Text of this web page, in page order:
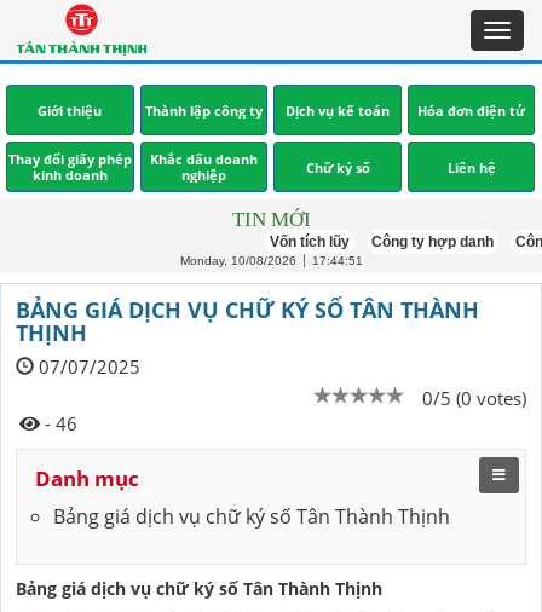
Giới thiệu Thành lập công ty Dịch vụ kế toán Hóa đơn điện tử
Thay đổi giấy phép
kinh doanh
Khắc dấu doanh
nghiệp
Chữ ký số Liên hệ
TIN MỚI
Vốn tích lũy Công ty hợp danh
Monday, 10/08/2026 17:44:52
BẢNG GIÁ DỊCH VỤ CHỮ KÝ SỐ TÂN THÀNH
THỊNH
07/07/2025
0/5 (0 votes)
- 46
Danh mục
Bảng giá dịch vụ chữ ký số Tân Thành Thịnh
Bảng giá dịch vụ chữ ký số Tân Thành Thịnh